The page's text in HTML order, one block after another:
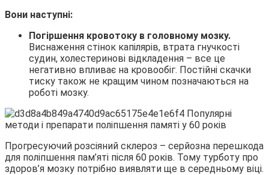
Вони наступні:
Погіршення кровотоку в головному мозку.
Виснаження стінок капілярів, втрата гнучкості
судин, холестеринові відкладення – все це
негативно впливає на кровообіг. Постійні скачки
тиску також не кращим чином позначаються на
роботі мозку.
Прогресуючий розсіяний склероз – серйозна перешкода
для поліпшення пам’яті після 60 років. Тому турботу про
здоров’я мозку потрібно виявляти ще в середньому віці.